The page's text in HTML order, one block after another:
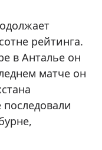
рейтинга.
в Анталье он
матче он
последовали